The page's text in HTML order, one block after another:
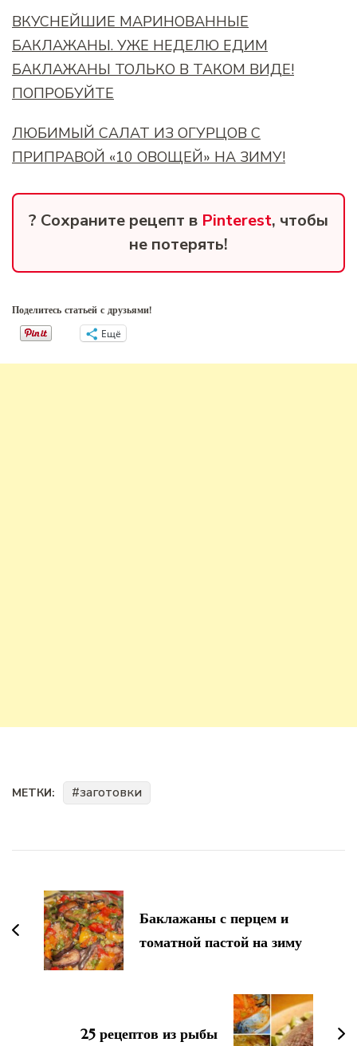
ВКУСНЕЙШИЕ МАРИНОВАННЫЕ
БАКЛАЖАНЫ. УЖЕ НЕДЕЛЮ ЕДИМ
БАКЛАЖАНЫ ТОЛЬКО В ТАКОМ ВИДЕ!
ПОПРОБУЙТЕ
ЛЮБИМЫЙ САЛАТ ИЗ ОГУРЦОВ С
ПРИПРАВОЙ «10 ОВОЩЕЙ» НА ЗИМУ!
? Сохраните рецепт в Pinterest, чтобы
не потерять!
Поделитесь статьей с друзьями!
Ещё
МЕТКИ: заготовки
записям
Баклажаны с перцем и
томатной пастой на зиму
25 рецептов из рыбы